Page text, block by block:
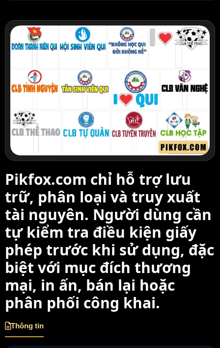
Pikfox.com chỉ hỗ trợ lưu
trữ, phân loại và truy xuất
tài nguyên. Người dùng cần
tự kiểm tra điều kiện giấy
phép trước khi sử dụng, đặc
biệt với mục đích thương
mại, in ấn, bán lại hoặc
phân phối công khai.
Thông tin